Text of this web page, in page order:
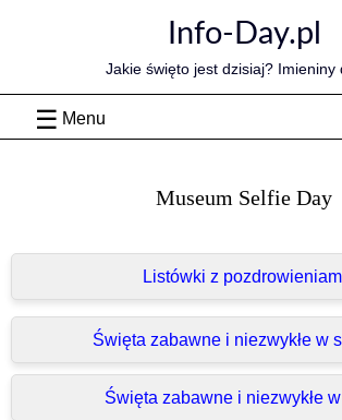
Info-Day.pl
Jakie święto jest dzisiaj? Imieniny
Menu
Museum Selfie Day
Listówki z
Święta zabawne i niezwykłe w
Święta zabawne i niezwykłe